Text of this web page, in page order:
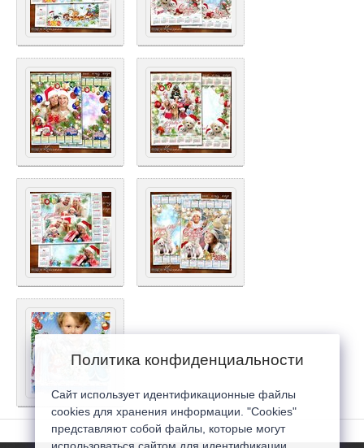
Политика конфиденциальности
Сайт использует идентификационные файлы
cookies для хранения информации. "Cookies"
представляют собой файлы, которые могут